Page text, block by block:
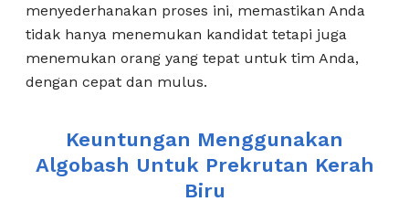
menyederhanakan proses ini, memastikan Anda
tidak hanya menemukan kandidat tetapi juga
menemukan orang yang tepat untuk tim Anda,
dengan cepat dan mulus.
Keuntungan Menggunakan
Algobash Untuk Prekrutan Kerah
Biru